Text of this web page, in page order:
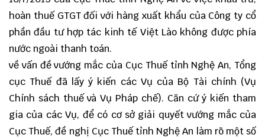
hoàn thuế GTGT đối với hàng xuất khẩu của Công ty cổ
phần đầu tư hợp tác kinh tế Việt Lào không được phía
nước ngoài thanh toán.
về vấn đề vướng mắc của Cục Thuế tỉnh Nghệ An, Tổng
cục Thuế đã lấy ý kiến các Vụ của Bộ Tài chính (Vụ
Chính sách thuế và Vụ Pháp chế). Căn cứ ý kiến tham
gia của các Vụ, để có cơ sở giải quyết vướng mắc của
Cục Thuế, đề nghị Cục Thuế tỉnh Nghệ An làm rõ một số